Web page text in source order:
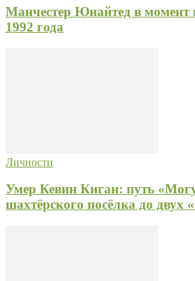
Манчестер Юнайтед в момент
1992 года
Личности
Умер Кевин Киган: путь
шахтёрского посёлка до двух